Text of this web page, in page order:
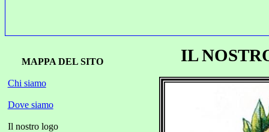
MAPPA DEL SITO IL
Chi siamo
Dove siamo
Il nostro logo